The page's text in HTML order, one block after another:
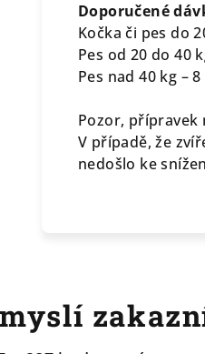
Doporučené
Kočka či pes do
Pes od 20 do 40
Pes nad 40 kg –
Pozor, přípravek
V případě, že
nedošlo ke